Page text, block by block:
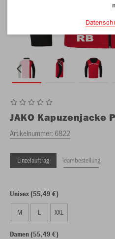
JAKO Kapuzenjacke
Artikelnummer: 6822
Einzelauftrag Teambestellung
Unisex (55,49 €)
M L XXL
Damen (55,49 €)